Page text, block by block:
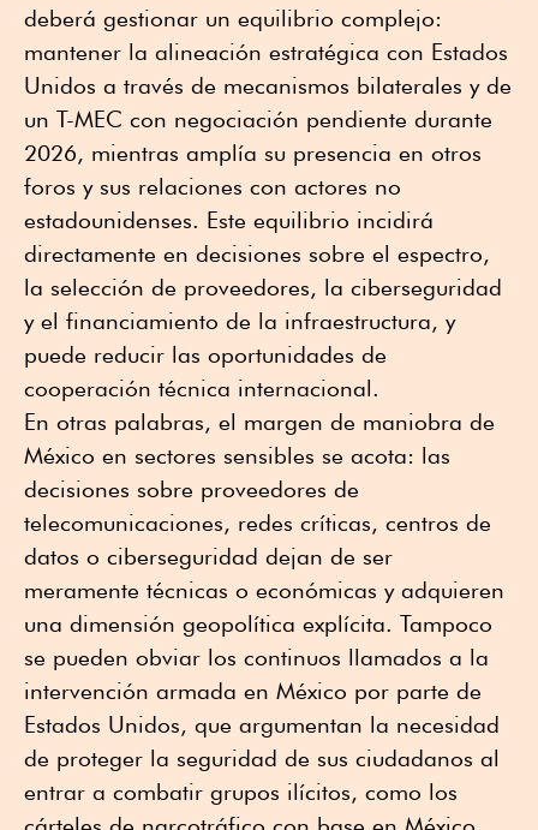
deberá gestionar un equilibrio complejo:
mantener la alineación estratégica con Estados
Unidos a través de mecanismos bilaterales y de
un T-MEC con negociación pendiente durante
2026, mientras amplía su presencia en otros
foros y sus relaciones con actores no
estadounidenses. Este equilibrio incidirá
directamente en decisiones sobre el espectro,
la selección de proveedores, la ciberseguridad
y el financiamiento de la infraestructura, y
puede reducir las oportunidades de
cooperación técnica internacional.
En otras palabras, el margen de maniobra de
México en sectores sensibles se acota: las
decisiones sobre proveedores de
telecomunicaciones, redes críticas, centros de
datos o ciberseguridad dejan de ser
meramente técnicas o económicas y adquieren
una dimensión geopolítica explícita. Tampoco
se pueden obviar los continuos llamados a la
intervención armada en México por parte de
Estados Unidos, que argumentan la necesidad
de proteger la seguridad de sus ciudadanos al
entrar a combatir grupos ilícitos, como los